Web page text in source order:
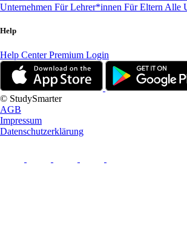
Unternehmen Für Lehrer*innen Für Eltern Alle
Help
Help CenterPremium Login
© StudySmarter
AGB
Impressum
Datenschutzerklärung